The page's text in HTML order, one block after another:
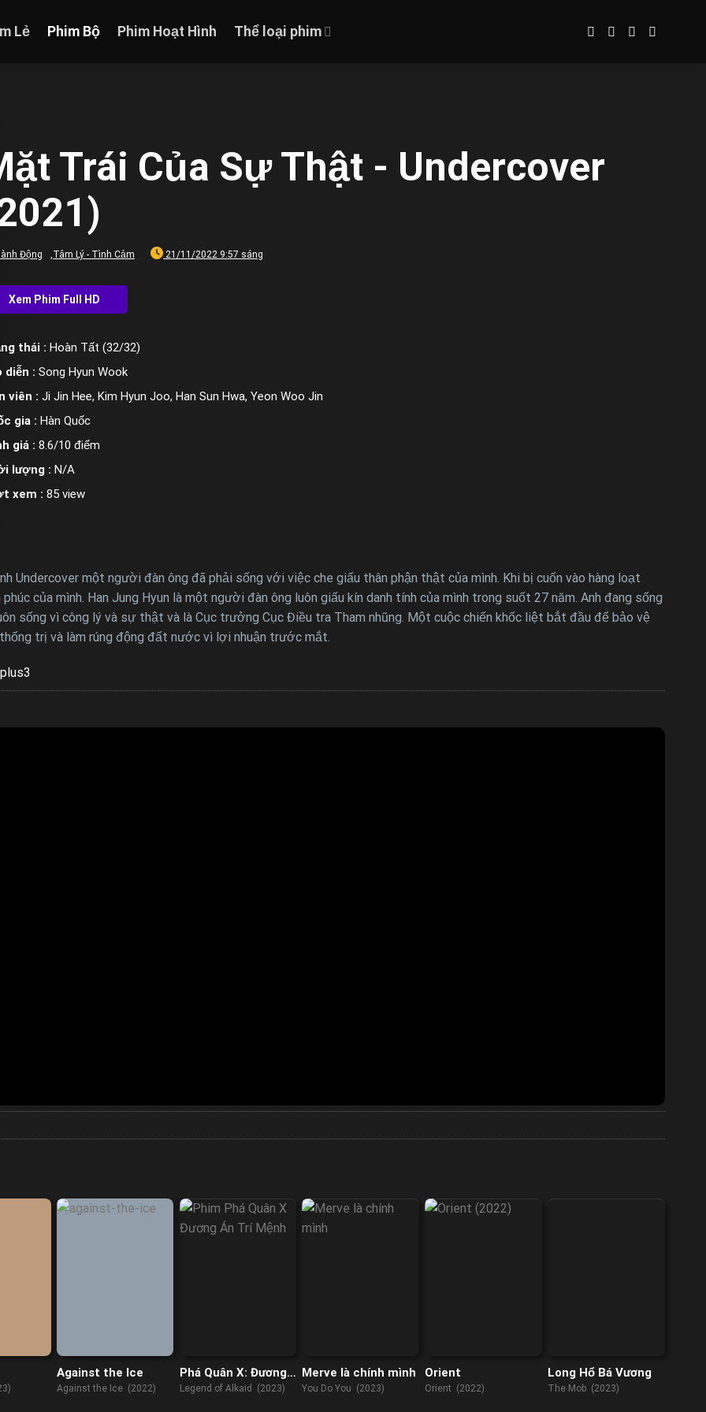
Lẻ Phim Bộ Phim Hoạt Hình Thể loại phim
Trái Của Sự Thật - Undercover
Động Tâm Lý - Tình Cảm 21/11/2022 9:57 sáng
thái : Hoàn Tất (32/32)
diễn : Song Hyun Wook
viên : Ji Jin Hee, Kim Hyun Joo, Han Sun Hwa, Yeon Woo Jin
gia : Hàn Quốc
giá : 8.6/10 điểm
lượng : N/A
xem : 85 view
Undercover một người đàn ông đã phải sống với việc che giấu thân phận thật của mình. Khi bị cuốn vào hàng loạt
của mình. Han Jung Hyun là một người đàn ông luôn giấu kín danh tính của mình trong suốt 27 năm. Anh đang sống
sống vì công lý và sự thật và là Cục trưởng Cục Điều tra Tham nhũng. Một cuộc chiến khốc liệt bắt đầu để bảo vệ
trị và làm rúng động đất nước vì lợi nhuận trước mắt.
Against the Ice
Against the Ice (2022)
Phá Quân X: Đương
Án Trí Mệnh
Legend of Alkaid (2023)
Merve là chính mình
You Do You (2023)
Orient
Orient (2022)
Long Hổ Bá Vương
The Mob (2023)